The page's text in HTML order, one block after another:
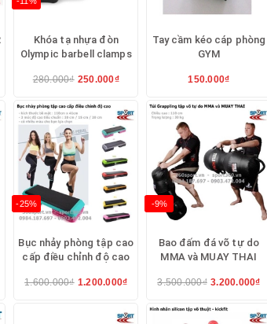
Khóa tạ nhựa đòn
Olympic barbell clamps
280.000₫ 250.000₫
Tay cầm kéo cáp phòng
GYM
150.000₫
-25%
Bục nhảy phòng tập cao
cấp điều chỉnh độ cao
1.600.000₫ 1.200.000₫
-9%
Bao đấm đá võ tự do
MMA và MUAY THAI
3.500.000₫ 3.200.000₫